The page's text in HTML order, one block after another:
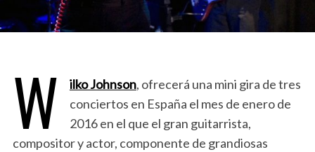
W ilko Johnson, ofrecerá una mini gira de tres
conciertos en España el mes de enero de
2016 en el que el gran guitarrista,
compositor y actor, componente de grandiosas